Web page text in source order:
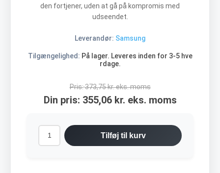
den fortjener, uden at gå på kompromis med
udseendet.
Leverandør: Samsung
Tilgængelighed: På lager. Leveres inden for 3-5 hve
rdage.
Pris:373,75 kr. eks. moms
Din pris: 355,06 kr. eks. moms
Tilføj til kurv